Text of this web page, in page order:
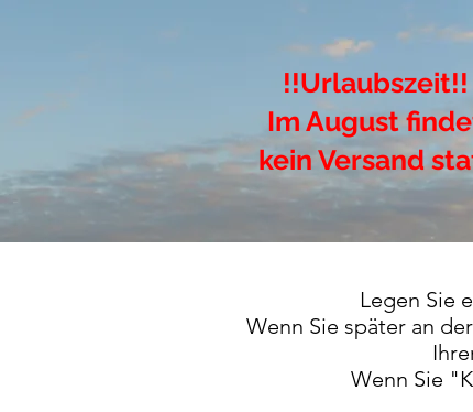
!!Urlaubszeit!!
Im August
kein Versand
Legen Sie
Wenn Sie später an
Wenn Sie